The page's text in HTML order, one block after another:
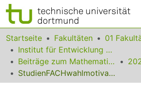
Bereiche & Sammlungen
Das gesamte Repositorium
Statistiken
Startseite Fakultäten
Institut für Entwicklung und Erforschung des Mathematikunterrichts
Beiträge zum Mathematikunterricht
StudienFACHwahlmotivation und Mathematische Denkstile von Lehramtsstudierenden